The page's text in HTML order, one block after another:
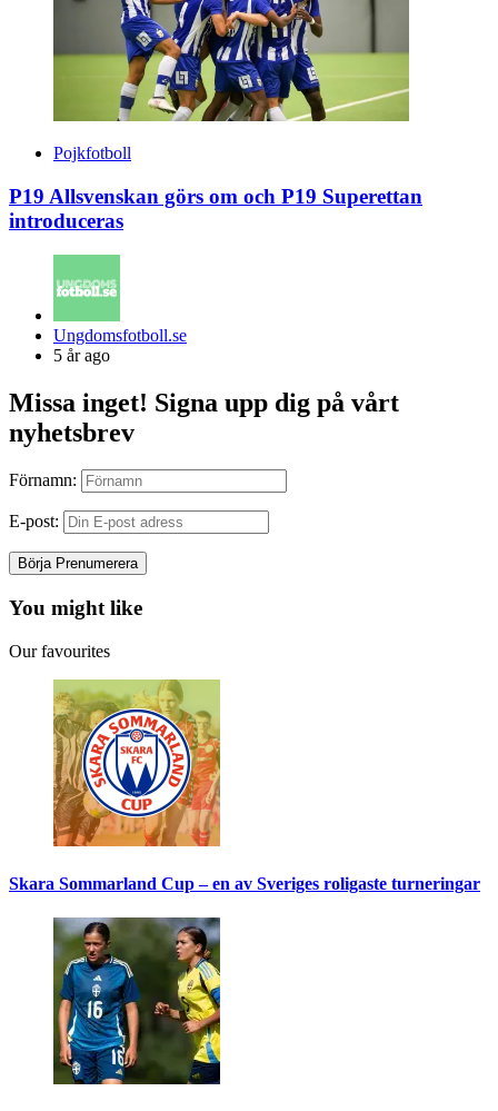
Pojkfotboll
P19 Allsvenskan görs om och P19 Superettan
introduceras
Posted
by
Ungdomsfotboll.se
5 år ago
Missa inget! Signa upp dig på vårt
nyhetsbrev
Förnamn:
E-post:
You might like
Our favourites
Skara Sommarland Cup – en av Sveriges roligaste turneringar